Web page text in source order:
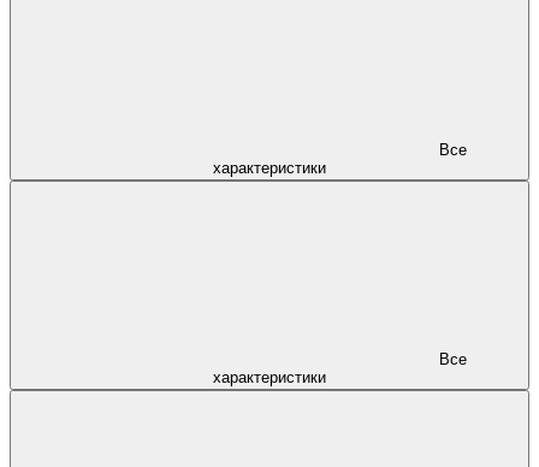
характеристики
характеристики